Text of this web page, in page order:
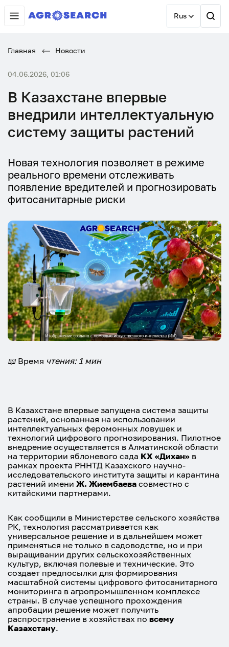
Rus
Главная Новости
04.06.2026, 01:06
В Казахстане впервые
внедрили интеллектуальную
систему защиты растений
Новая технология позволяет в режиме
реального времени отслеживать
появление вредителей и прогнозировать
фитосанитарные риски
📖Время чтения: 1 мин
В Казахстане впервые запущена система защиты
растений, основанная на использовании
интеллектуальных феромонных ловушек и
технологий цифрового прогнозирования. Пилотное
внедрение осуществляется в Алматинской области
на территории яблоневого сада КХ «Дихан» в
рамках проекта РННТД Казахского научно-
исследовательского института защиты и карантина
растений имени Ж. Жиембаева совместно с
китайскими партнерами.
Как сообщили в Министерстве сельского хозяйства
РК, технология рассматривается как
универсальное решение и в дальнейшем может
применяться не только в садоводстве, но и при
выращивании других сельскохозяйственных
культур, включая полевые и технические. Это
создает предпосылки для формирования
масштабной системы цифрового фитосанитарного
мониторинга в агропромышленном комплексе
страны. В случае успешного прохождения
апробации решение может получить
распространение в хозяйствах по всему
Казахстану.